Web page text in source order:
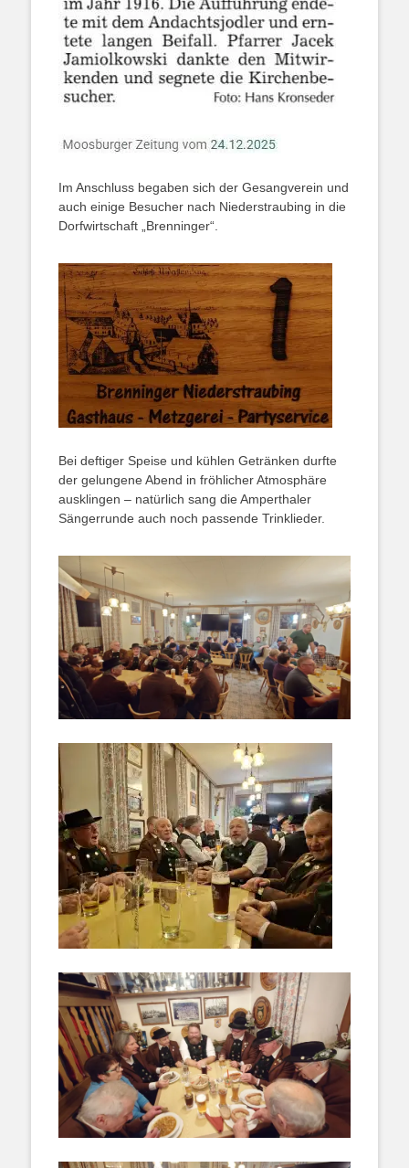
Im Anschluss begaben sich der Gesangverein und
auch einige Besucher nach Niederstraubing in die
Dorfwirtschaft „Brenninger“.
Bei deftiger Speise und kühlen Getränken durfte
der gelungene Abend in fröhlicher Atmosphäre
ausklingen – natürlich sang die Amperthaler
Sängerrunde auch noch passende Trinklieder.